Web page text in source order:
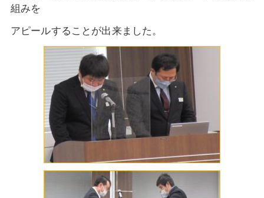
組みを
アピールすることが出来ました。